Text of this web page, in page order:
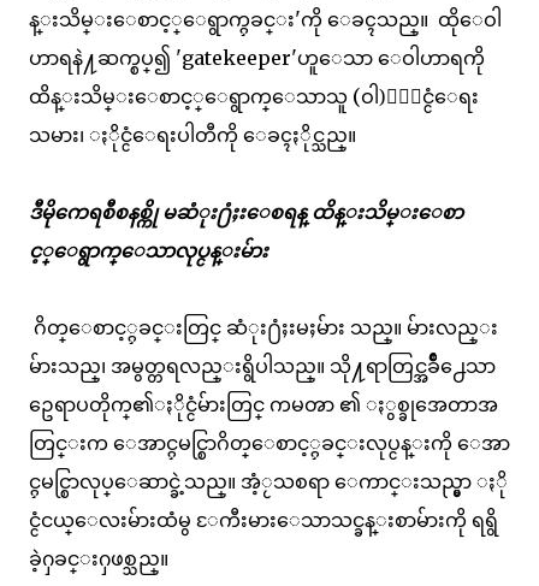
န္းသိမ္းေစာင့္ေရွာက္ႁခင္း'ကို ေခၚသည္။ ထိုေဝါ
ဟာရနဲ႔ဆက္စပ္၍ 'gatekeeper'ဟူေသာ ေဝါဟာရကို
ထိန္းသိမ္းေစာင့္ေရွာက္ေသာသူ (ဝါ)ႏိုင္ငံေရး
သမား၊ ႏိုင္ငံေရးပါတီကို ေခၚႏိုင္သည္။
ဒီမိုကေရစီစနစ္ကို မဆံုး႐ံႈးေစရန္ ထိန္းသိမ္းေစာ
င့္ေရွာက္ေသာလုပ္ငန္းမ်ား
ဂိတ္ေစာင့္ႁခင္းတြင္ ဆံုး႐ံႈးမႈမ်ား သည္။ မ်ားလည္း
မ်ားသည္၊ အမွတ္တရလည္းရွိပါသည္။ သို႔ရာတြင္အခ်ိဳ႕ေသာ
ဥေရာပတိုက္၏ႏိုင္ငံမ်ားတြင္ ကမၻာ ၏ ႏွစ္ခုအေတာအ
တြင္းက ေအာင္ႁမင္စြာဂိတ္ေစာင့္ႁခင္းလုပ္ငန္းကို ေအာ
င္ႁမင္စြာလုပ္ေဆာင္ခဲ့သည္။ အံ့ႂသစရာ ေကာင္းသည္မွာ ႏို
င္ငံငယ္ေလးမ်ားထံမွ ႄကီးမားေသာသင္ခန္းစာမ်ားကို ရရွိ
ခဲ့ႁခင္းႁဖစ္သည္။